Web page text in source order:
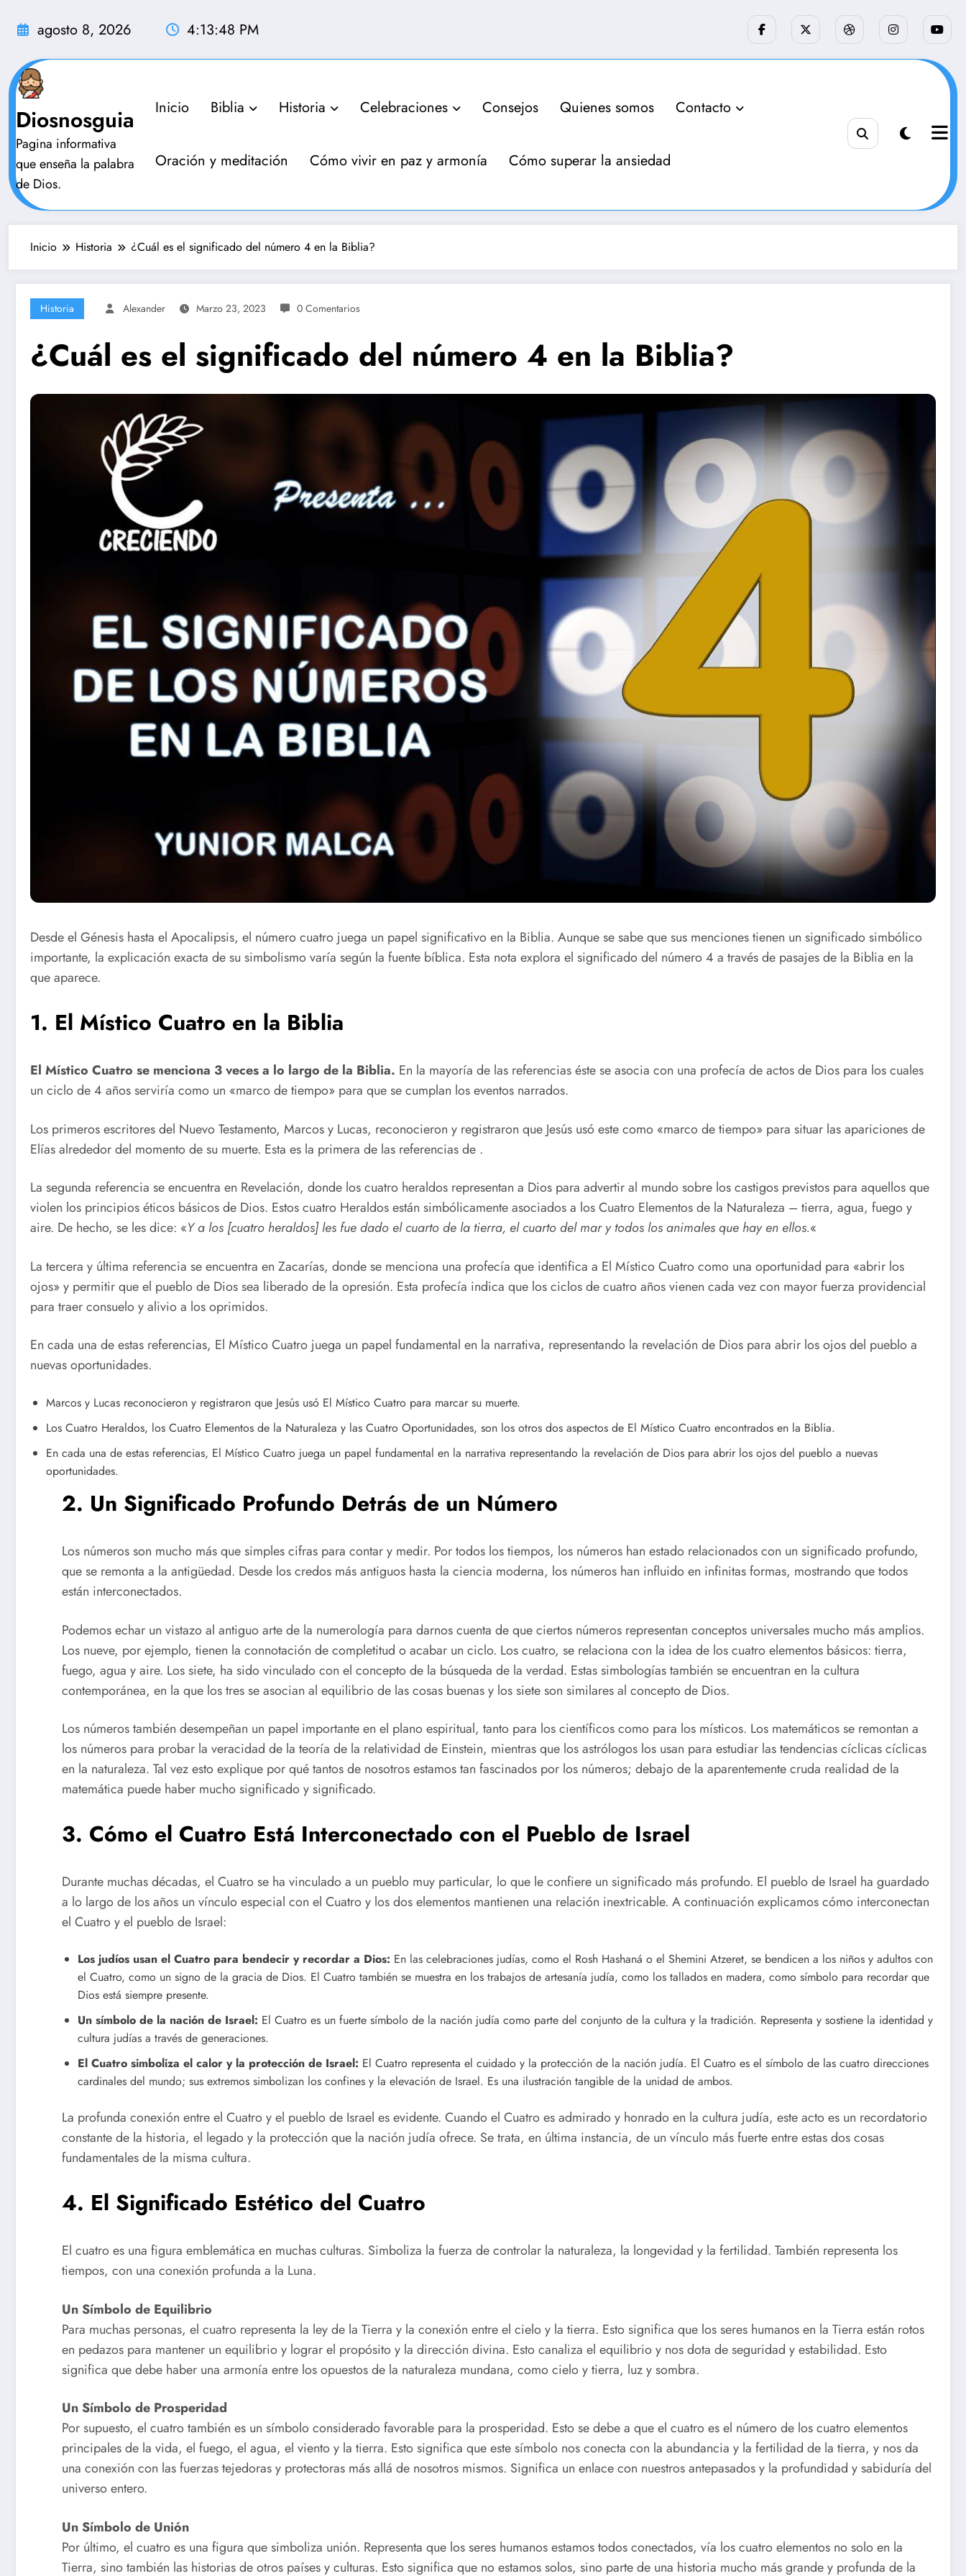
agosto 8, 2026 4:13:49 PM
Diosnosguia
Pagina informativa
que enseña la palabra
de Dios.
Inicio Biblia Historia Celebraciones Consejos Quienes somos Contacto
Oración y meditación Cómo vivir en paz y armonía Cómo superar la ansiedad
Inicio Historia ¿Cuál es el significado del número 4 en la Biblia?
Historia Alexander Marzo 23, 2023 0 Comentarios
¿Cuál es el significado del número 4 en la Biblia?
Desde el Génesis hasta el Apocalipsis, el número cuatro juega un papel significativo en la Biblia. Aunque se sabe que sus menciones tienen un significado simbólico
importante, la explicación exacta de su simbolismo varía según la fuente bíblica. Esta nota explora el significado del número 4 a través de pasajes de la Biblia en la
que aparece.
1. El Místico Cuatro en la Biblia
El Místico Cuatro se menciona 3 veces a lo largo de la Biblia. En la mayoría de las referencias éste se asocia con una profecía de actos de Dios para los cuales
un ciclo de 4 años serviría como un «marco de tiempo» para que se cumplan los eventos narrados.
Los primeros escritores del Nuevo Testamento, Marcos y Lucas, reconocieron y registraron que Jesús usó este como «marco de tiempo» para situar las apariciones de
Elías alrededor del momento de su muerte. Esta es la primera de las referencias de .
La segunda referencia se encuentra en Revelación, donde los cuatro heraldos representan a Dios para advertir al mundo sobre los castigos previstos para aquellos que
violen los principios éticos básicos de Dios. Estos cuatro Heraldos están simbólicamente asociados a los Cuatro Elementos de la Naturaleza – tierra, agua, fuego y
aire. De hecho, se les dice: «Y a los [cuatro heraldos] les fue dado el cuarto de la tierra, el cuarto del mar y todos los animales que hay en ellos.«
La tercera y última referencia se encuentra en Zacarías, donde se menciona una profecía que identifica a El Místico Cuatro como una oportunidad para «abrir los
ojos» y permitir que el pueblo de Dios sea liberado de la opresión. Esta profecía indica que los ciclos de cuatro años vienen cada vez con mayor fuerza providencial
para traer consuelo y alivio a los oprimidos.
En cada una de estas referencias, El Místico Cuatro juega un papel fundamental en la narrativa, representando la revelación de Dios para abrir los ojos del pueblo a
nuevas oportunidades.
Marcos y Lucas reconocieron y registraron que Jesús usó El Místico Cuatro para marcar su muerte.
Los Cuatro Heraldos, los Cuatro Elementos de la Naturaleza y las Cuatro Oportunidades, son los otros dos aspectos de El Místico Cuatro encontrados en la Biblia.
En cada una de estas referencias, El Místico Cuatro juega un papel fundamental en la narrativa representando la revelación de Dios para abrir los ojos del pueblo a nuevas
oportunidades.
2. Un Significado Profundo Detrás de un Número
Los números son mucho más que simples cifras para contar y medir. Por todos los tiempos, los números han estado relacionados con un significado profundo,
que se remonta a la antigüedad. Desde los credos más antiguos hasta la ciencia moderna, los números han influido en infinitas formas, mostrando que todos
están interconectados.
Podemos echar un vistazo al antiguo arte de la numerología para darnos cuenta de que ciertos números representan conceptos universales mucho más amplios.
Los nueve, por ejemplo, tienen la connotación de completitud o acabar un ciclo. Los cuatro, se relaciona con la idea de los cuatro elementos básicos: tierra,
fuego, agua y aire. Los siete, ha sido vinculado con el concepto de la búsqueda de la verdad. Estas simbologías también se encuentran en la cultura
contemporánea, en la que los tres se asocian al equilibrio de las cosas buenas y los siete son similares al concepto de Dios.
Los números también desempeñan un papel importante en el plano espiritual, tanto para los científicos como para los místicos. Los matemáticos se remontan a
los números para probar la veracidad de la teoría de la relatividad de Einstein, mientras que los astrólogos los usan para estudiar las tendencias cíclicas cíclicas
en la naturaleza. Tal vez esto explique por qué tantos de nosotros estamos tan fascinados por los números; debajo de la aparentemente cruda realidad de la
matemática puede haber mucho significado y significado.
3. Cómo el Cuatro Está Interconectado con el Pueblo de Israel
Durante muchas décadas, el Cuatro se ha vinculado a un pueblo muy particular, lo que le confiere un significado más profundo. El pueblo de Israel ha guardado
a lo largo de los años un vínculo especial con el Cuatro y los dos elementos mantienen una relación inextricable. A continuación explicamos cómo interconectan
el Cuatro y el pueblo de Israel:
Los judíos usan el Cuatro para bendecir y recordar a Dios: En las celebraciones judías, como el Rosh Hashaná o el Shemini Atzeret, se bendicen a los niños y adultos con
el Cuatro, como un signo de la gracia de Dios. El Cuatro también se muestra en los trabajos de artesanía judía, como los tallados en madera, como símbolo para recordar que
Dios está siempre presente.
Un símbolo de la nación de Israel: El Cuatro es un fuerte símbolo de la nación judía como parte del conjunto de la cultura y la tradición. Representa y sostiene la identidad y
cultura judías a través de generaciones.
El Cuatro simboliza el calor y la protección de Israel: El Cuatro representa el cuidado y la protección de la nación judía. El Cuatro es el símbolo de las cuatro direcciones
cardinales del mundo; sus extremos simbolizan los confines y la elevación de Israel. Es una ilustración tangible de la unidad de ambos.
La profunda conexión entre el Cuatro y el pueblo de Israel es evidente. Cuando el Cuatro es admirado y honrado en la cultura judía, este acto es un recordatorio
constante de la historia, el legado y la protección que la nación judía ofrece. Se trata, en última instancia, de un vínculo más fuerte entre estas dos cosas
fundamentales de la misma cultura.
4. El Significado Estético del Cuatro
El cuatro es una figura emblemática en muchas culturas. Simboliza la fuerza de controlar la naturaleza, la longevidad y la fertilidad. También representa los
tiempos, con una conexión profunda a la Luna.
Un Símbolo de Equilibrio
Para muchas personas, el cuatro representa la ley de la Tierra y la conexión entre el cielo y la tierra. Esto significa que los seres humanos en la Tierra están rotos
en pedazos para mantener un equilibrio y lograr el propósito y la dirección divina. Esto canaliza el equilibrio y nos dota de seguridad y estabilidad. Esto
significa que debe haber una armonía entre los opuestos de la naturaleza mundana, como cielo y tierra, luz y sombra.
Un Símbolo de Prosperidad
Por supuesto, el cuatro también es un símbolo considerado favorable para la prosperidad. Esto se debe a que el cuatro es el número de los cuatro elementos
principales de la vida, el fuego, el agua, el viento y la tierra. Esto significa que este símbolo nos conecta con la abundancia y la fertilidad de la tierra, y nos da
una conexión con las fuerzas tejedoras y protectoras más allá de nosotros mismos. Significa un enlace con nuestros antepasados y la profundidad y sabiduría del
universo entero.
Un Símbolo de Unión
Por último, el cuatro es una figura que simboliza unión. Representa que los seres humanos estamos todos conectados, vía los cuatro elementos no solo en la
Tierra, sino también las historias de otros países y culturas. Esto significa que no estamos solos, sino parte de una historia mucho más grande y profunda de la